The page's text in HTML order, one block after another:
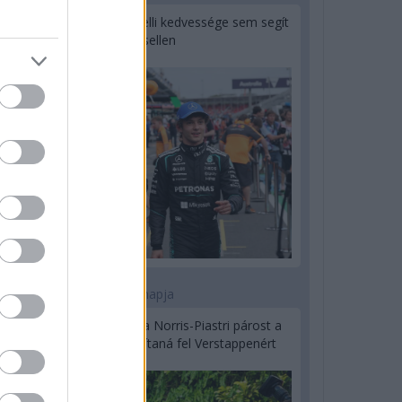
Montoya szerint Antonelli kedvessége sem segít
Russellen
2 napja
Hakkinen megtartaná a Norris-Piastri párost a
McLarennél, nem borítaná fel Verstappenért